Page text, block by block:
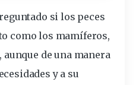
si los peces
como los mamíferos,
de una manera
y a su